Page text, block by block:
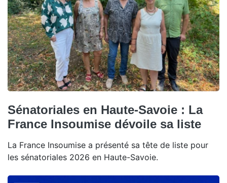
Sénatoriales en Haute-Savoie : La
France Insoumise dévoile sa liste
La France Insoumise a présenté sa tête de liste pour
les sénatoriales 2026 en Haute-Savoie.